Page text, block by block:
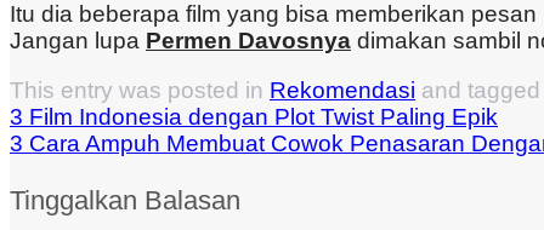
Itu dia beberapa film yang bisa memberikan
Jangan lupa Permen Davosnya dimakan sambil
This entry was posted in Rekomendasi and
3 Film Indonesia dengan Plot Twist Paling Epik
3 Cara Ampuh Membuat Cowok Penasaran
Tinggalkan Balasan